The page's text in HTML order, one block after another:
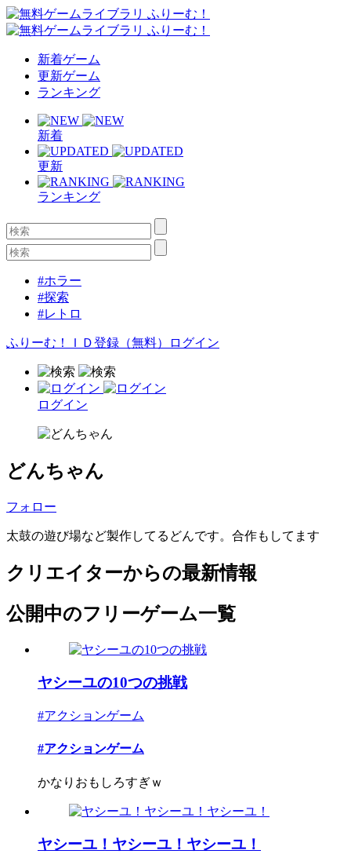
新着ゲーム
更新ゲーム
ランキング
新着
更新
ランキング
#ホラー
#探索
#レトロ
ふりーむ！ＩＤ登録（無料） ログイン
ログイン
どんちゃん
フォロー
太鼓の遊び場など製作してるどんです。合作もしてます
クリエイターからの最新情報
公開中のフリーゲーム一覧
ヤシーユの10つの挑戦
#アクションゲーム
#アクションゲーム
かなりおもしろすぎｗ
ヤシーユ！ヤシーユ！ヤシーユ！